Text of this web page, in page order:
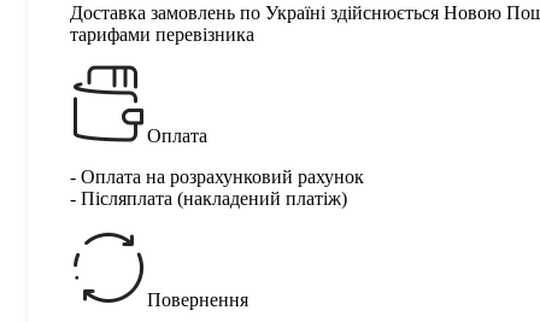
Доставка замовлень по Україні здійснюється Новою
тарифами перевізника
Оплата
- Оплата на розрахунковий рахунок
- Післяплата (накладений платіж)
Повернення